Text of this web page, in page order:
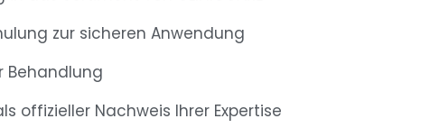
zur sicheren Anwendung
Behandlung
offizieller Nachweis Ihrer Expertise